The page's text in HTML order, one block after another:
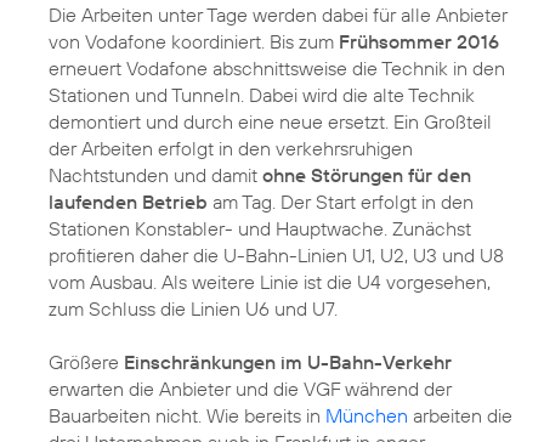
Die Arbeiten unter Tage werden dabei für alle Anbieter
von Vodafone koordiniert. Bis zum Frühsommer 2016
erneuert Vodafone abschnittsweise die Technik in den
Stationen und Tunneln. Dabei wird die alte Technik
demontiert und durch eine neue ersetzt. Ein Großteil
der Arbeiten erfolgt in den verkehrsruhigen
Nachtstunden und damit ohne Störungen für den
laufenden Betrieb am Tag. Der Start erfolgt in den
Stationen Konstabler- und Hauptwache. Zunächst
profitieren daher die U-Bahn-Linien U1, U2, U3 und U8
vom Ausbau. Als weitere Linie ist die U4 vorgesehen,
zum Schluss die Linien U6 und U7.
Größere Einschränkungen im U-Bahn-Verkehr
erwarten die Anbieter und die VGF während der
Bauarbeiten nicht. Wie bereits in München arbeiten die